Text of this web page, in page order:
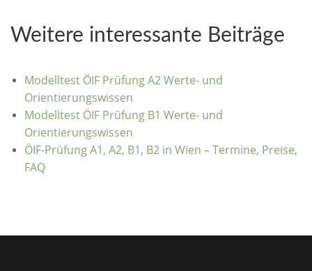
Weitere interessante Beiträge
Modelltest ÖIF Prüfung A2 Werte- und
Orientierungswissen
Modelltest ÖIF Prüfung B1 Werte- und
Orientierungswissen
ÖIF-Prüfung A1, A2, B1, B2 in Wien – Termine, Preise,
FAQ